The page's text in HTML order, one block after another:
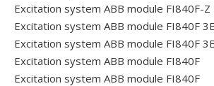
Excitation system ABB module FI840F-Z
Excitation system ABB module FI840F
Excitation system ABB module FI840F
Excitation system ABB module FI840F
Excitation system ABB module FI840F